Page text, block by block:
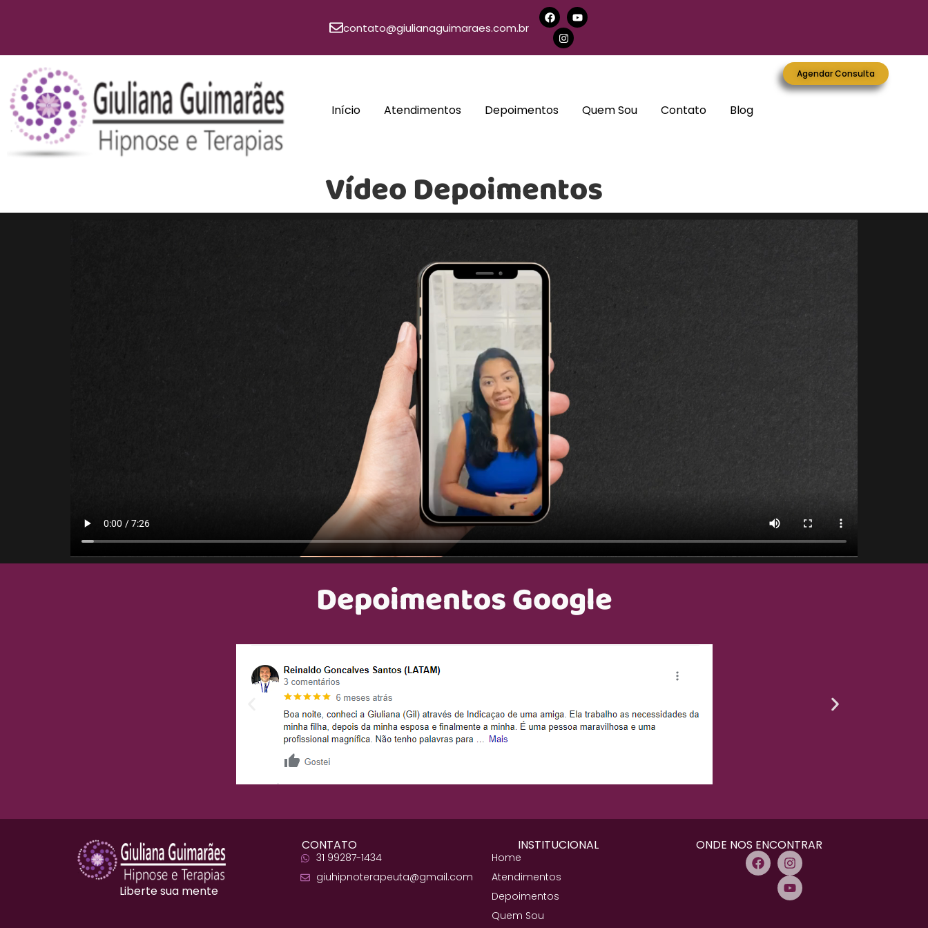
contato@giulianaguimaraes.com.br
Início Atendimentos Depoimentos Quem Sou Contato Blog
Agendar Consulta
Vídeo Depoimentos
Depoimentos Google
Liberte sua mente
CONTATO
31 99287-1434
giuhipnoterapeuta@gmail.com
INSTITUCIONAL
Home
Atendimentos
Depoimentos
Quem Sou
ONDE NOS ENCONTRAR